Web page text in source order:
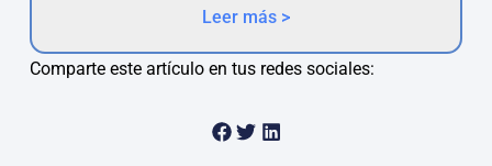
Leer más >
Comparte este artículo en tus redes sociales: